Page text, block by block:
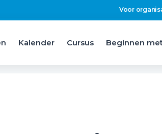
Voor
Kalender Cursus Beginnen